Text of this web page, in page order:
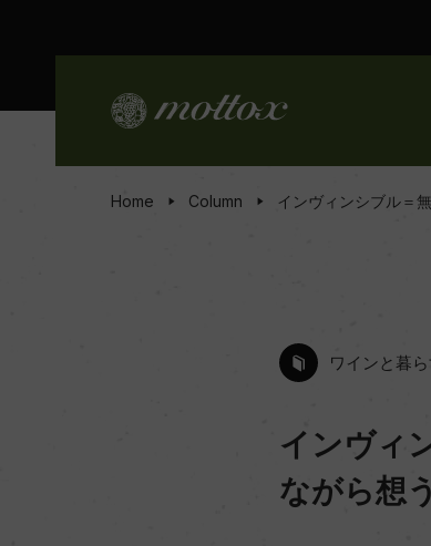
Home Column インヴィンシブル＝
ワインと暮
インヴィ
ながら想